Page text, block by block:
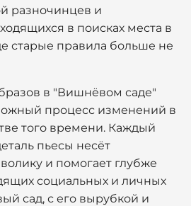
разночинцев и
в поисках места в
старые правила больше не
в "Вишнёвом саде"
процесс изменений в
того времени. Каждый
пьесы несёт
и помогает глубже
социальных и личных
сад, с его вырубкой и